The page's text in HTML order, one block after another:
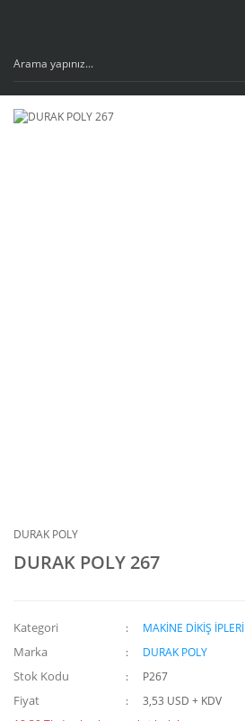
DURAK POLY
DURAK POLY 267
Kategori MAKİNE DİKİŞ İPLERİ
Marka DURAK POLY
Stok Kodu P267
Fiyat
3,53 USD + KDV